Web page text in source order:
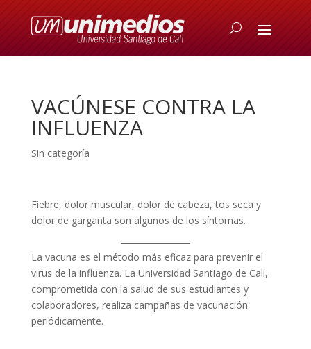
VACÚNESE CONTRA LA
INFLUENZA
Sin categoría
Fiebre, dolor muscular, dolor de cabeza, tos seca y
dolor de garganta son algunos de los síntomas.
La vacuna es el método más eficaz para prevenir el
virus de la influenza. La Universidad Santiago de Cali,
comprometida con la salud de sus estudiantes y
colaboradores, realiza campañas de vacunación
periódicamente.